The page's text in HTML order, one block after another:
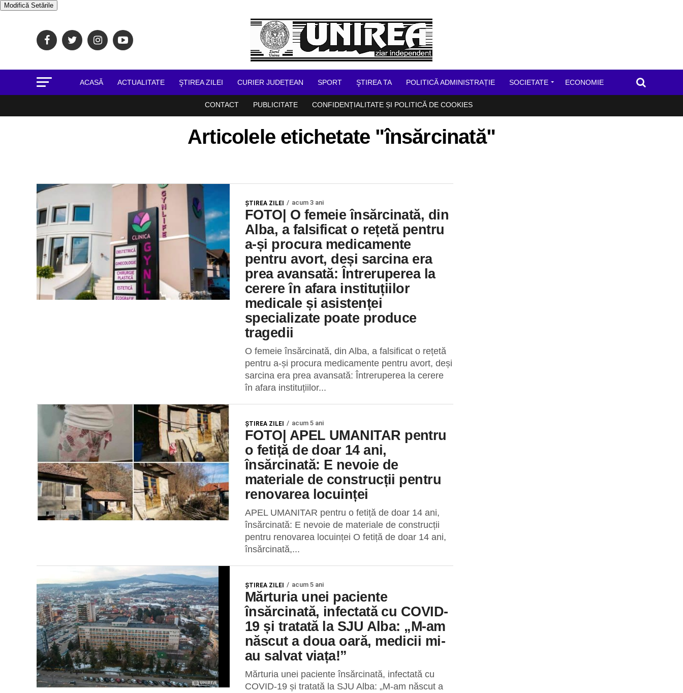
Modifică Setările
ACASĂ ACTUALITATE ŞTIREA ZILEI CURIER JUDEȚEAN SPORT ŞTIREA TA POLITICĂ ADMINISTRAȚIE SOCIETATE ECONOMIE
CONTACT PUBLICITATE CONFIDENȚIALITATE ȘI POLITICĂ DE COOKIES
Articolele etichetate "însărcinată"
ŞTIREA ZILEI acum 3 ani
FOTO| O femeie însărcinată, din
Alba, a falsificat o rețetă pentru
a-și procura medicamente
pentru avort, deși sarcina era
prea avansată: Întreruperea la
cerere în afara instituțiilor
medicale și asistenței
specializate poate produce
tragedii
O femeie însărcinată, din Alba, a falsificat o rețetă
pentru a-și procura medicamente pentru avort, deși
sarcina era prea avansată: Întreruperea la cerere
în afara instituțiilor...
ŞTIREA ZILEI acum 5 ani
FOTO| APEL UMANITAR pentru
o fetiță de doar 14 ani,
însărcinată: E nevoie de
materiale de construcții pentru
renovarea locuinței
APEL UMANITAR pentru o fetiță de doar 14 ani,
însărcinată: E nevoie de materiale de construcții
pentru renovarea locuinței O fetiță de doar 14 ani,
însărcinată,...
ŞTIREA ZILEI acum 5 ani
Mărturia unei paciente
însărcinată, infectată cu COVID-
19 și tratată la SJU Alba: „M-am
născut a doua oară, medicii mi-
au salvat viața!”
Mărturia unei paciente însărcinată, infectată cu
COVID-19 și tratată la SJU Alba: „M-am născut a